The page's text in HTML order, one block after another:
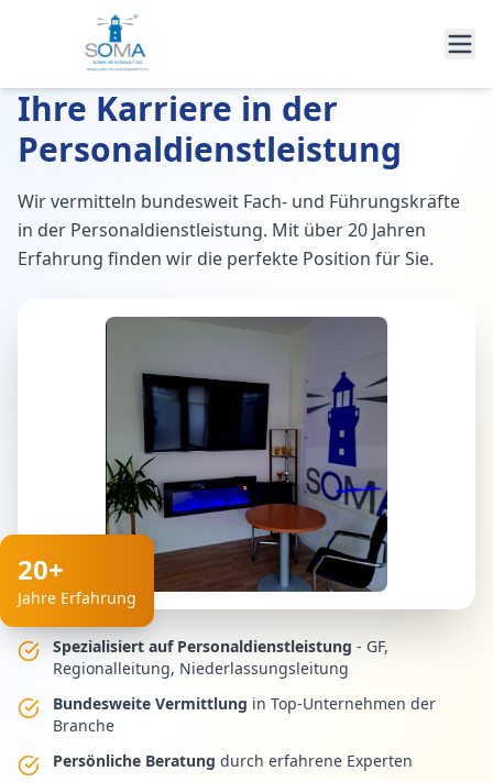
Ihre Karriere in der
Personaldienstleistung
Wir vermitteln bundesweit Fach- und Führungskräfte
in der Personaldienstleistung. Mit über 20 Jahren
Erfahrung finden wir die perfekte Position für Sie.
20+
Jahre Erfahrung
Spezialisiert auf Personaldienstleistung - GF,
Regionalleitung, Niederlassungsleitung
Bundesweite Vermittlung in Top-Unternehmen der
Branche
Persönliche Beratung durch erfahrene Experten